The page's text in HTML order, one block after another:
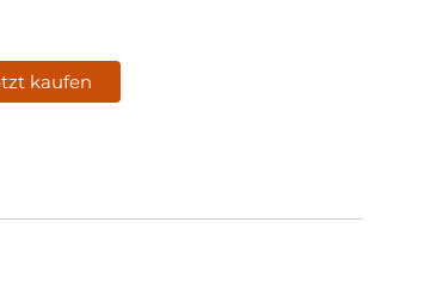
kaufen